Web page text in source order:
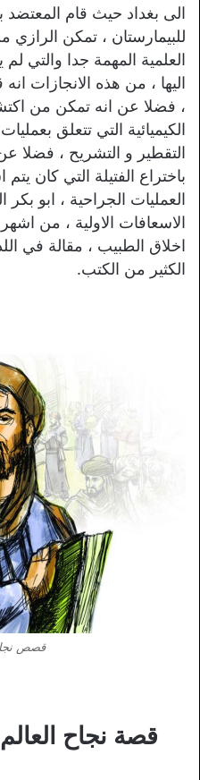
الى بغداد حيث قام المعتضد
للبيمارستان ، تمكن الرازي
العلمية المهمة جدا والتي
اليها ، من هذه الانجازات
، فضلا عن انه تمكن من
الكيميائية التي تتعلق
التقطير و التشريح ، فضلا
باختراع الفتيلة التي كان
العمليات الجراحية ، ابو
الاسعافات الاولية ، من
اخلاق الطبيب ، مقالة في
الكثير من الكتب.
قصص
قصة نجاح